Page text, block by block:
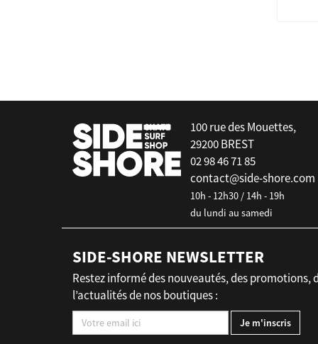
100 rue des Mouettes,
29200 BREST
02 98 46 71 85
contact@side-shore.com
10h - 12h30 / 14h - 19h
du lundi au samedi
SIDE-SHORE NEWSLETTER
Restez informé des nouveautés, des promotions,
l’actualités de nos boutiques :